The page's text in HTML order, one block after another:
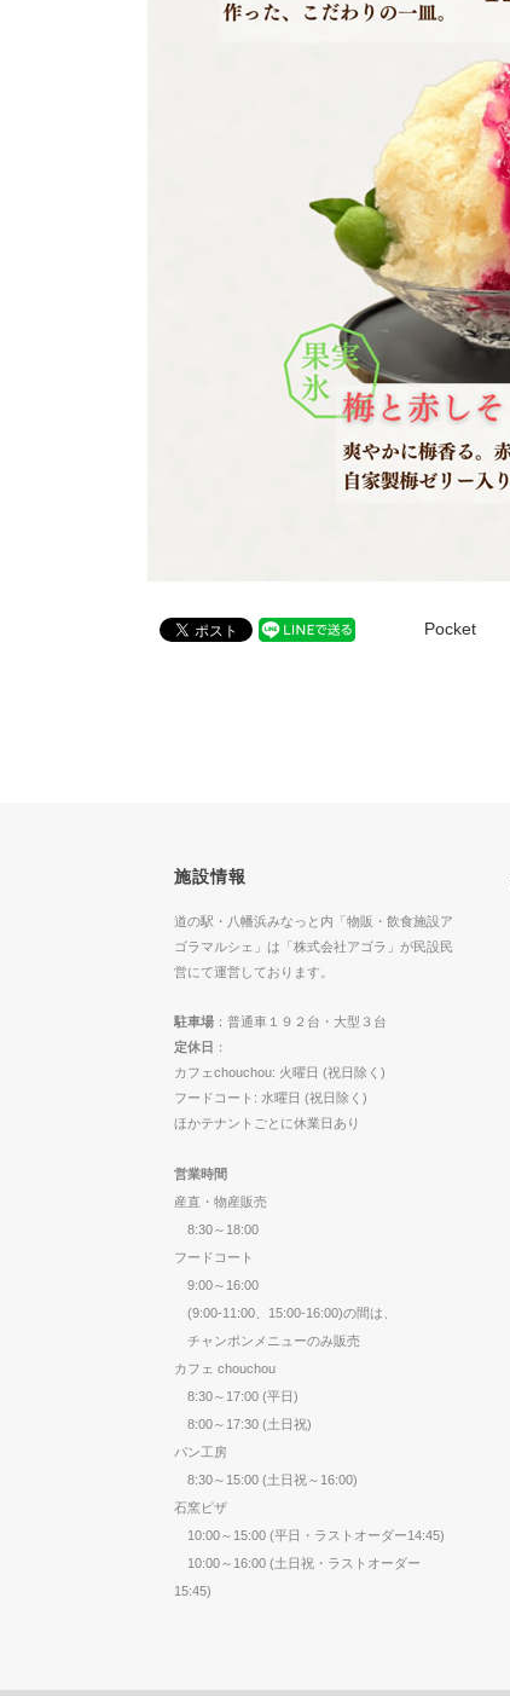
Pocket
施設情報
道の駅・八幡浜みなっと内「物販・飲食施設ア
ゴラマルシェ」は「株式会社アゴラ」が民設民
営にて運営しております。
駐車場 ：普通車１９２台・大型３台
定休日 ：
カフェchouchou: 火曜日 (祝日除く)
フードコート: 水曜日 (祝日除く)
ほかテナントごとに休業日あり
営業時間
産直・物産販売
8:30～18:00
フードコート
9:00～16:00
(9:00-11:00、15:00-16:00)の間は、
チャンポンメニューのみ販売
カフェ chouchou
8:30～17:00 (平日)
8:00～17:30 (土日祝)
パン工房
8:30～15:00 (土日祝～16:00)
石窯ピザ
10:00～15:00 (平日・ラストオーダー14:45)
10:00～16:00 (土日祝・ラストオーダー
15:45)